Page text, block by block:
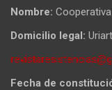
Nombre:
Domicilio legal:
Fecha de